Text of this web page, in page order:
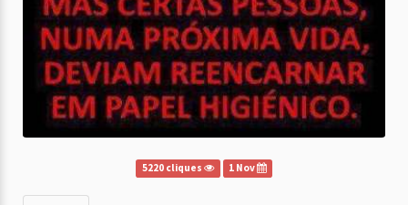
5220 cliques 1 Nov